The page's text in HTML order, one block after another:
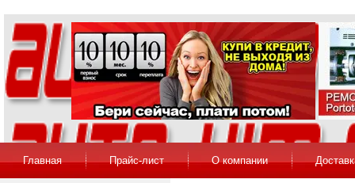
Главная Прайс-лист О компании